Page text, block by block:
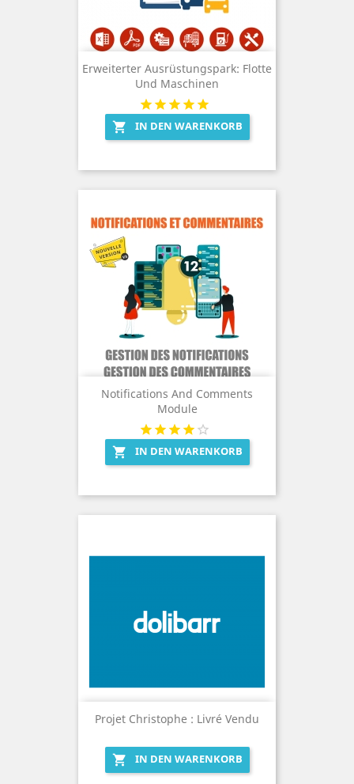
Erweiterter Ausrüstungspark: Flotte
Und Maschinen
 IN DEN WARENKORB
Notifications And Comments
Module
 IN DEN WARENKORB
Projet Christophe : Livré Vendu
 IN DEN WARENKORB